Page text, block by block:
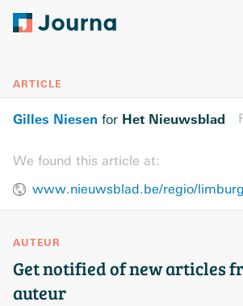
ARTICLE
Gilles Niesen for Het Nieuwsblad
We found this article at:
AUTEUR
Get notified of new articles
auteur